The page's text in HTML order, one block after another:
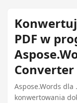
Konwertuj
PDF w
Converter
Aspose.Words
konwertowania